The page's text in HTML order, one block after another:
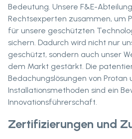
Bedeutung. Unsere F&E-
Rechtsexperten zusammen, um
für unsere geschützten
sichern. Dadurch wird nicht nur
geschützt, sondern auch unser
dem Markt gestärkt. Die
Bedachungslösungen von
Installationsmethoden sind ein
Innovationsführerschaft.
Zertifizierungen und